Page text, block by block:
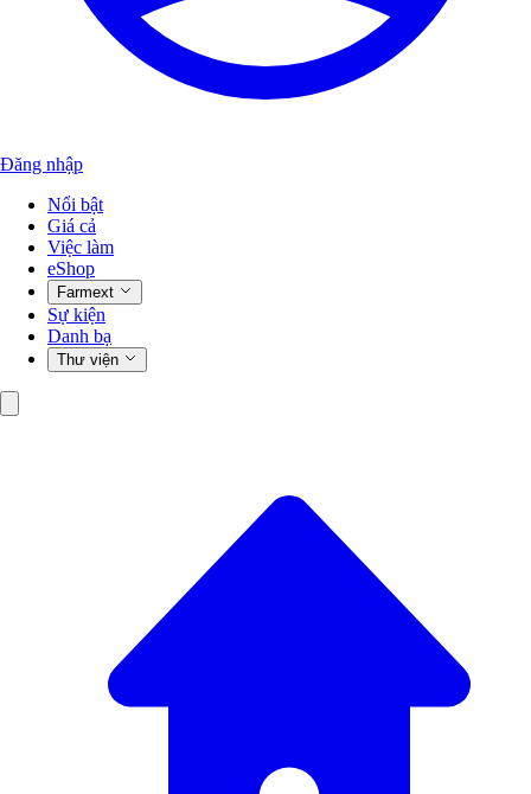
Đăng nhập
Nổi bật
Giá cả
Việc làm
eShop
Farmext
Sự kiện
Danh bạ
Thư viện